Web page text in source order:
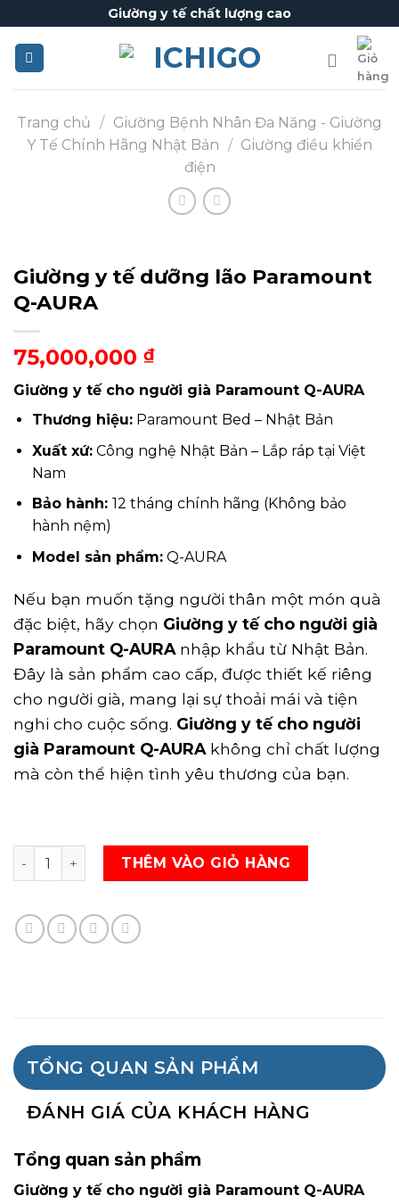
to
content
Giường y tế chất lượng cao
Trang chủ / Giường Bệnh Nhân Đa Năng - Giường
Y Tế Chính Hãng Nhật Bản / Giường điều khiển
điện
Giường y tế dưỡng lão Paramount
Q-AURA
75,000,000 ₫
Giường y tế cho người già Paramount Q-AURA
Thương hiệu:Paramount Bed – Nhật Bản
Xuất xứ:Công nghệ Nhật Bản – Lắp ráp tại Việt
Nam
Bảo hành: 12 tháng chính hãng (Không bảo
hành nệm)
Model sản phẩm:Q-AURA
Nếu bạn muốn tặng người thân một món quà
đặc biệt, hãy chọn Giường y tế cho người già
Paramount Q-AURA nhập khẩu từ Nhật Bản.
Đây là sản phẩm cao cấp, được thiết kế riêng
cho người già, mang lại sự thoải mái và tiện
nghi cho cuộc sống. Giường y tế cho người
già Paramount Q-AURA không chỉ chất lượng
mà còn thể hiện tình yêu thương của bạn.
Giường y tế dưỡng lão Paramount Q-AURA số lượng
THÊM VÀO GIỎ HÀNG
TỔNG QUAN SẢN PHẨM
ĐÁNH GIÁ CỦA KHÁCH HÀNG
Tổng quan sản phẩm
Giường y tế cho người già Paramount Q-AURA